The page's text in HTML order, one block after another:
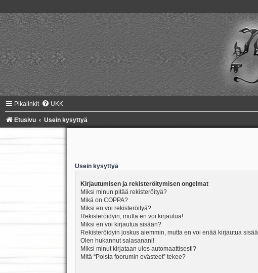
Pikalinkit UKK
Etusivu Usein kysyttyä
Usein kysyttyä
Kirjautumisen ja rekisteröitymisen ongelmat
Miksi minun pitää rekisteröityä?
Mikä on COPPA?
Miksi en voi rekisteröityä?
Rekisteröidyin, mutta en voi kirjautua!
Miksi en voi kirjautua sisään?
Rekisteröidyin joskus aiemmin, mutta en voi enää kirjautua
Olen hukannut salasanani!
Miksi minut kirjataan ulos automaattisesti?
Mitä “Poista foorumin evästeet” tekee?